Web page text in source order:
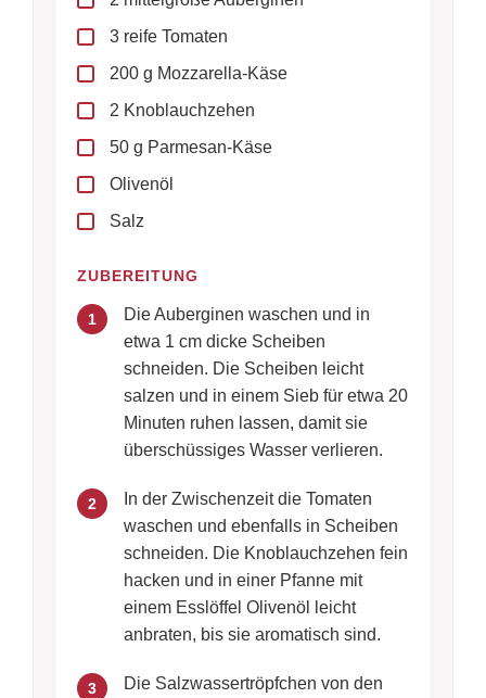
3 reife Tomaten
200 g Mozzarella-Käse
2 Knoblauchzehen
50 g Parmesan-Käse
Olivenöl
Salz
ZUBEREITUNG
1
Die Auberginen waschen und in
etwa 1 cm dicke Scheiben
schneiden. Die Scheiben leicht
salzen und in einem Sieb für etwa 20
Minuten ruhen lassen, damit sie
überschüssiges Wasser verlieren.
2
In der Zwischenzeit die Tomaten
waschen und ebenfalls in Scheiben
schneiden. Die Knoblauchzehen fein
hacken und in einer Pfanne mit
einem Esslöffel Olivenöl leicht
anbraten, bis sie aromatisch sind.
3
Die Salzwassertröpfchen von den